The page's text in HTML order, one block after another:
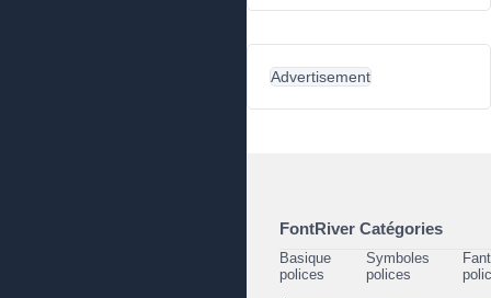
Advertisement
FontRiver Catégories
Basique
polices
Symboles
polices